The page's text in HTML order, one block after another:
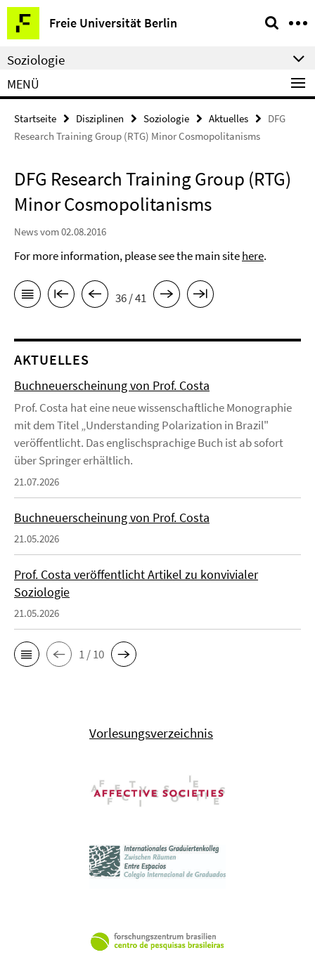
Springe
direkt
zu
Inhalt
Freie Universität Berlin
Service-
Navigation
Soziologie
MENÜ
Startseite Disziplinen Soziologie Aktuelles
DFG
Research Training Group (RTG) Minor Cosmopolitanisms
DFG Research Training Group (RTG)
Minor Cosmopolitanisms
News vom 02.08.2016
For more information, please see the main sitehere.
36 / 41
AKTUELLES
Buchneuerscheinung von Prof. Costa
Prof. Costa hat eine neue wissenschaftliche Monographie
mit dem Titel „Understanding Polarization in Brazil"
veröffentlicht. Das englischsprachige Buch ist ab sofort
über Springer erhältlich.
21.07.2026
Buchneuerscheinung von Prof. Costa
21.05.2026
Prof. Costa veröffentlicht Artikel zu konvivialer
Soziologie
21.05.2026
1 / 10
Vorlesungsverzeichnis